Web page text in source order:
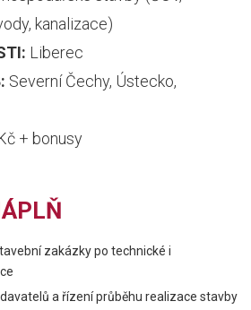
kanalizace)
Liberec
Severní Čechy, Ústecko,
+ bonusy
zakázky po technické i
a řízení průběhu realizace stavby